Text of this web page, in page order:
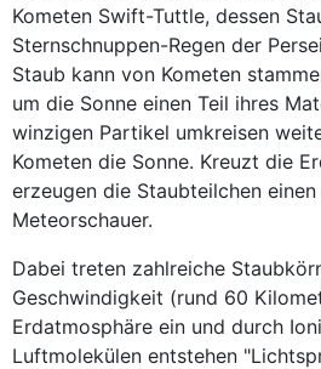
Kometen Swift-Tuttle, dessen
Sternschnuppen-Regen der
Staub kann von Kometen
um die Sonne einen Teil ihres
winzigen Partikel umkreisen
Kometen die Sonne. Kreuzt die
erzeugen die Staubteilchen
Meteorschauer.
Dabei treten zahlreiche
Geschwindigkeit (rund 60
Erdatmosphäre ein und durch
Luftmolekülen entstehen